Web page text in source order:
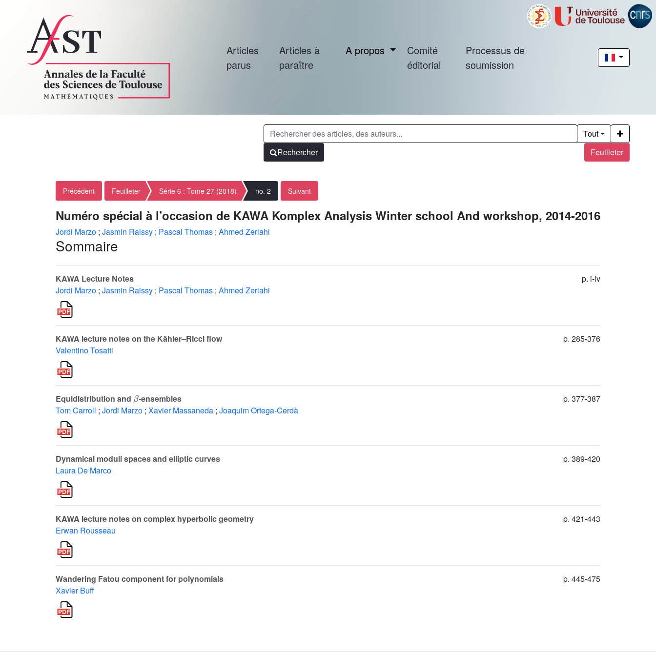
Articles
parus
Articles à
paraître
A propos
Comité
éditorial
Processus de
soumission
Feuilleter
Tout
Rechercher
Précédent Feuilleter Série 6 : Tome 27 (2018) no. 2 Suivant
Numéro spécial à l’occasion de KAWA Komplex Analysis Winter school And workshop, 2014-2016
Jordi Marzo ; Jasmin Raissy ; Pascal Thomas ; Ahmed Zeriahi
Sommaire
KAWA Lecture Notes
Jordi Marzo ; Jasmin Raissy ; Pascal Thomas ; Ahmed Zeriahi
p. i-iv
KAWA lecture notes on the Kähler–Ricci flow
Valentino Tosatti
p. 285-376
Equidistribution and
-ensembles
Tom Carroll ; Jordi Marzo ; Xavier Massaneda ; Joaquim Ortega-Cerdà
p. 377-387
Dynamical moduli spaces and elliptic curves
Laura De Marco
p. 389-420
KAWA lecture notes on complex hyperbolic geometry
Erwan Rousseau
p. 421-443
Wandering Fatou component for polynomials
Xavier Buff
p. 445-475